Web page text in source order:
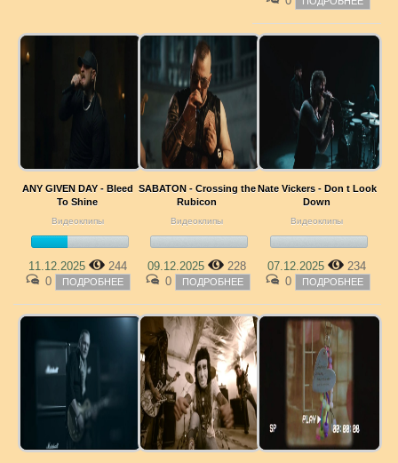
ANY GIVEN DAY - Bleed
To Shine
Видеоклипы
11.12.2025
244
0
ПОДРОБНЕЕ
SABATON - Crossing the
Rubicon
Видеоклипы
09.12.2025
228
0
ПОДРОБНЕЕ
Nate Vickers - Don t Look
Down
Видеоклипы
07.12.2025
234
0
ПОДРОБНЕЕ